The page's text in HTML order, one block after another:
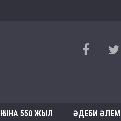
550 ЖЫЛ ӘДЕБИ ӘЛЕМ